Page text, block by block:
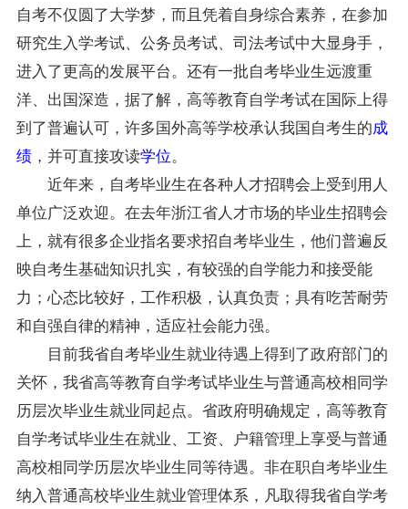
自考不仅圆了大学梦，而且凭着自身综合素养，在参加
研究生入学考试、公务员考试、司法考试中大显身手，
进入了更高的发展平台。还有一批自考毕业生远渡重
洋、出国深造，据了解，高等教育自学考试在国际上得
到了普遍认可，许多国外高等学校承认我国自考生的成
绩，并可直接攻读学位。
近年来，自考毕业生在各种人才招聘会上受到用人
单位广泛欢迎。在去年浙江省人才市场的毕业生招聘会
上，就有很多企业指名要求招自考毕业生，他们普遍反
映自考生基础知识扎实，有较强的自学能力和接受能
力；心态比较好，工作积极，认真负责；具有吃苦耐劳
和自强自律的精神，适应社会能力强。
目前我省自考毕业生就业待遇上得到了政府部门的
关怀，我省高等教育自学考试毕业生与普通高校相同学
历层次毕业生就业同起点。省政府明确规定，高等教育
自学考试毕业生在就业、工资、户籍管理上享受与普通
高校相同学历层次毕业生同等待遇。非在职自考毕业生
纳入普通高校毕业生就业管理体系，凡取得我省自学考